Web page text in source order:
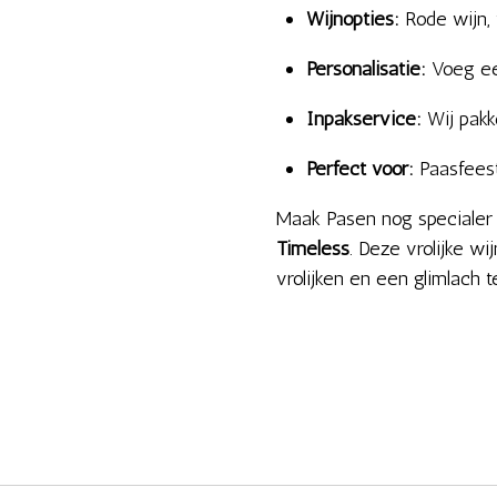
Wijnopties: Rode
Personalisatie: Voeg
Inpakservice: Wij
Perfect voor:
Maak Pasen nog
Timeless. Deze vrolijke
vrolijken en een glimlach